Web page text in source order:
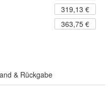
319,13 €
363,75 €
& Rückgabe